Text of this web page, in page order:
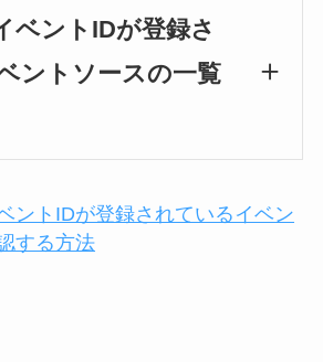
ベントIDが登録さ
ントソースの一覧
ントIDが登録されているイベン
する方法